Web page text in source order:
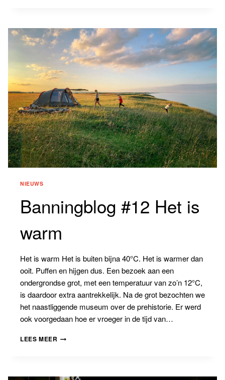
NU
DE
BEUK
ER
IN!
NIEUWS
Banningblog #12 Het is
warm
Het is warm Het is buiten bijna 40°C. Het is warmer dan
ooit. Puffen en hijgen dus. Een bezoek aan een
ondergrondse grot, met een temperatuur van zo’n 12°C,
is daardoor extra aantrekkelijk. Na de grot bezochten we
het naastliggende museum over de prehistorie. Er werd
ook voorgedaan hoe er vroeger in de tijd van…
LEES MEER BANNINGBLOG
WARM